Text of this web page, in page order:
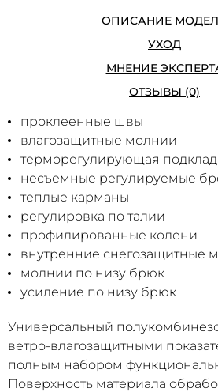
ОПИСАНИЕ
УХОД
МНЕНИЕ
ОТЗЫВЫ (0)
проклеенные швы
влагозащитные молнии
терморегулирующая
несъемные регулируемые
теплые карманы
регулировка по талии
профилированные колени
внутренние снегозащитные
молнии по низу брюк
усиление по низу брюк
Универсальный
ветро-влагозащитными
полным набором
Поверхность материала